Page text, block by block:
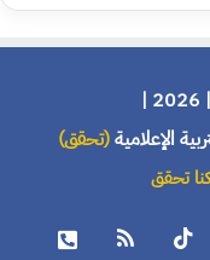
الإعلامية(تحقق)
تحقق
‫TikTok ملخص